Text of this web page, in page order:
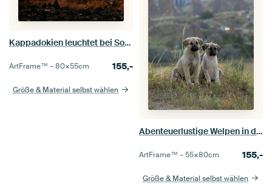
Kappadokien leuchtet bei Sonnenaufgang golden
ArtFrame™ –80×55cm 155,-
Größe & Material selbst wählen
Abenteuerlustige Welpen in der türkischen Landschaft
ArtFrame™ –55×80cm 155,-
Größe & Material selbst wählen